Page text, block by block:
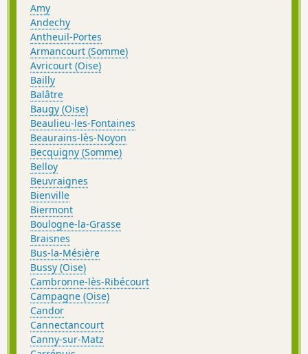
Amy
Andechy
Antheuil-Portes
Armancourt (Somme)
Avricourt (Oise)
Bailly
Balâtre
Baugy (Oise)
Beaulieu-les-Fontaines
Beaurains-lès-Noyon
Becquigny (Somme)
Belloy
Beuvraignes
Bienville
Biermont
Boulogne-la-Grasse
Braisnes
Bus-la-Mésière
Bussy (Oise)
Cambronne-lès-Ribécourt
Campagne (Oise)
Candor
Cannectancourt
Canny-sur-Matz